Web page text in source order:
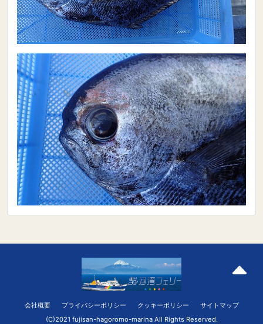
(C)2021 fujisan-hagoromo-marina All Rights Reserved.
会社概要 プライバシーポリシー クッキーポリシー サイトマップ